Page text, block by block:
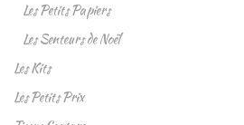
Les Petits Papiers
Les Senteurs de Noël
Les Kits
Les Petits Prix